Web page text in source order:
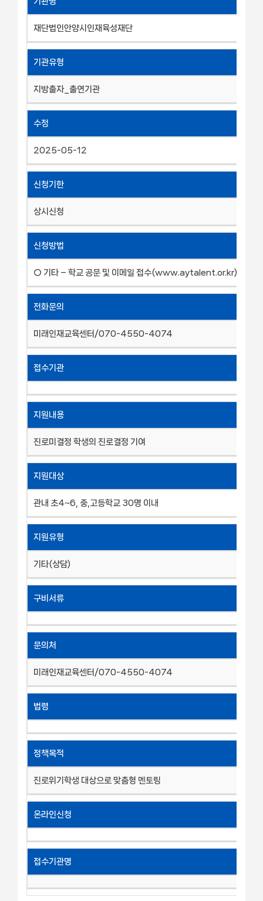
재단법인안양시인재육성재단
기관유형
지방출자_출연기관
수정
2025-05-12
신청기한
상시신청
신청방법
○ 기타 – 학교 공문 및 이메일 접수(www.aytalent.or.kr)
전화문의
미래인재교육센터/070-4550-4074
접수기관
지원내용
진로미결정 학생의 진로결정 기여
지원대상
관내 초4~6, 중,고등학교 30명 이내
지원유형
기타(상담)
구비서류
문의처
미래인재교육센터/070-4550-4074
법령
정책목적
진로위기학생 대상으로 맞춤형 멘토링
온라인신청
접수기관명